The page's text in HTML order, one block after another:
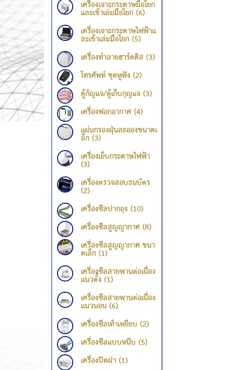
เครื่องเจาะกระดาษมือโยก
และเข้าเล่มมือโยก (6)
เครื่องเจาะกระดาษไฟฟ้าแ
ละเข้าเล่มมือโยก (5)
เครื่องทำลายฮาร์ดดิส (3)
โทรศัพท์ ชุดหูฟัง (2)
ตู้กัญแจ/ตู้เก็บกุญแจ (3)
เครื่องฟอกอากาศ (4)
แผ่นกรองฝุ่นละอองขนาดเ
ล็ก (3)
เครื่องเย็บกระดาษไฟฟ้า
(3)
เครื่องตรวจสอบธนบัตร
(2)
เครื่องซีลปากถุง (10)
เครื่องซีลสูญญากาศ (8)
เครื่องซีลสูญญากาศ ขนา
ดเล็ก (1)
เครื่องซีลสายพานต่อเนื่อง
แนวตั้ง (1)
เครื่องซีลสายพานต่อเนื่อง
แนวนอน (6)
เครื่องซีลเท้าเหยียบ (2)
เครื่องซีลแบบหนีบ (5)
เครื่องปิดฝา (1)